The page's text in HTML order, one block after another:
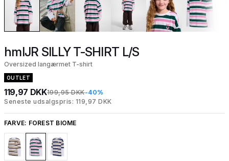
hmlJR SILLY T-SHIRT L/S
Oversized langærmet T-shirt
OUTLET
119,97 DKK199,95 DKK-40%
Seneste udsalgspris: 119,97 DKK
FARVE: FOREST BIOME